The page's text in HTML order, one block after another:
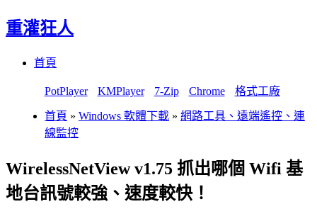
重灌狂人
首頁
PotPlayer KMPlayer 7-Zip Chrome 格式工廠
首頁 » Windows 軟體下載 » 網路工具、遠端遙控、連
線監控
WirelessNetView v1.75 抓出哪個 Wifi 基
地台訊號較強、速度較快！